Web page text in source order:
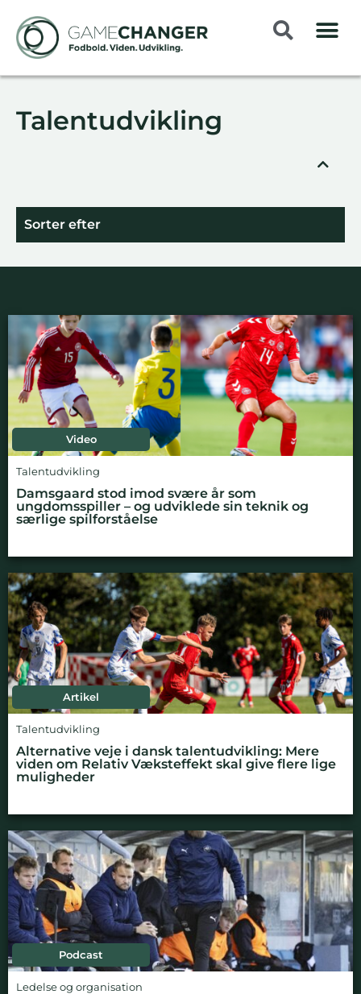
Talentudvikling
Sorter efter
Video
Talentudvikling
Damsgaard stod imod svære år som
ungdomsspiller – og udviklede sin teknik og
særlige spilforståelse
Artikel
Talentudvikling
Alternative veje i dansk talentudvikling: Mere
viden om Relativ Væksteffekt skal give flere lige
muligheder
Podcast
Ledelse og organisation